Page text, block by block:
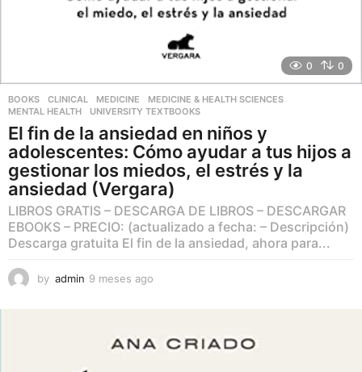
0 0
BOOKS ,CLINICAL ,MEDICINE ,MEDICINE & HEALTH SCIENCES
MENTAL HEALTH
,UNIVERSITY TEXTBOOKS
El fin de la ansiedad en niños y
adolescentes: Cómo ayudar a tus hijos a
gestionar los miedos, el estrés y la
ansiedad (Vergara)
LIBROS GRATIS – DESCARGA DE LIBROS – DESCARGAR
EBOOKS – PRECIO: (actualizado a fecha: – Descripción)
Descarga gratuita El fin de la ansiedad, ahora para...
by admin 9 meses ago